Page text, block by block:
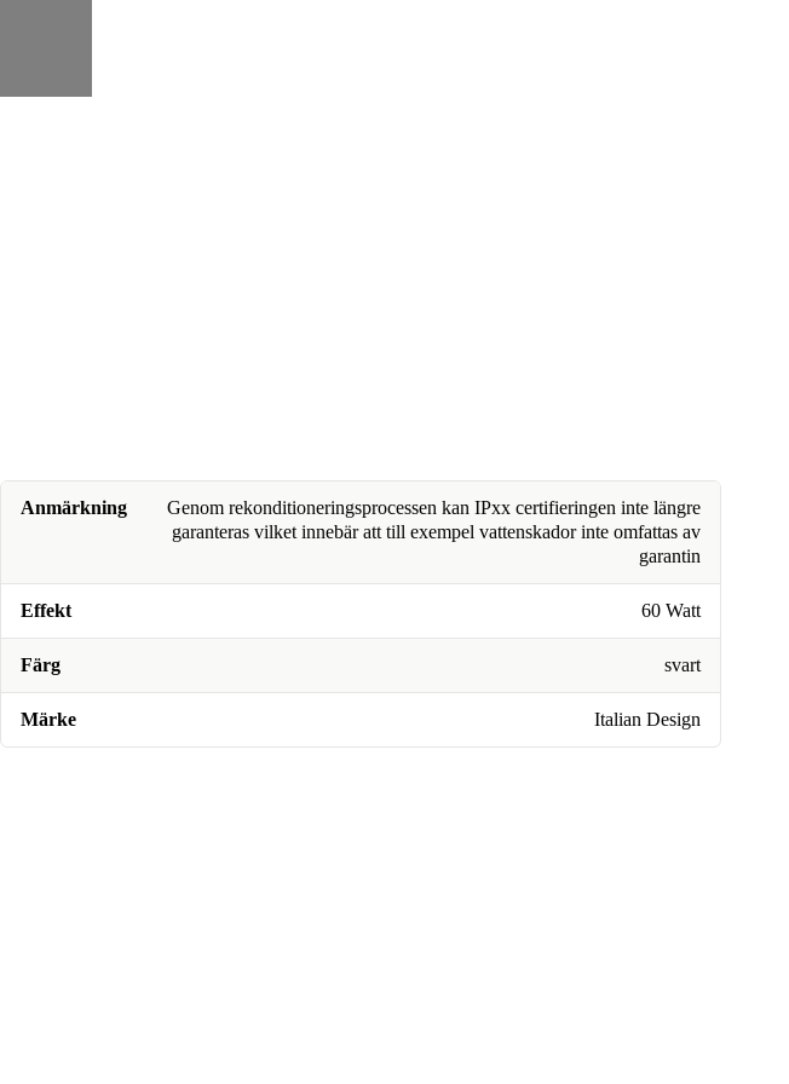
Anmärkning
Genom rekonditioneringsprocessen kan IPxx certifieringen inte längre
garanteras vilket innebär att till exempel vattenskador inte omfattas av
garantin
Effekt 60 Watt
Färg svart
Märke Italian Design